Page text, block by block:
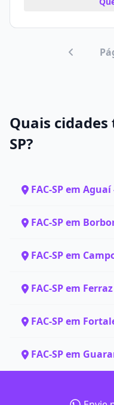
Quais cidades
SP?
FAC-SP em Aguaí
FAC-SP em
FAC-SP em
FAC-SP em
FAC-SP em
FAC-SP em